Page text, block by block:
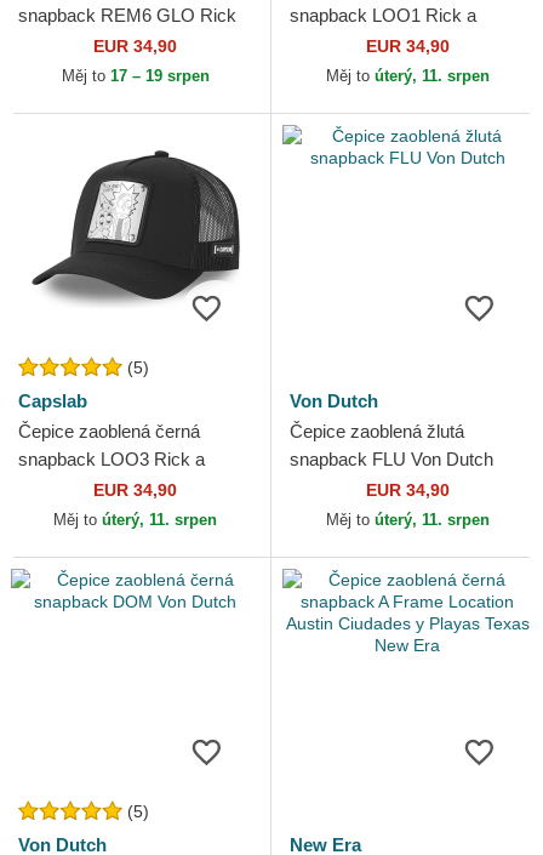
snapback REM6 GLO Rick
Sanchez Rick a Morty
Capslab
EUR 34,90
Měj to 17 – 19 srpen
snapback LOO1 Rick a
Morty CapslabEUR 34,90
Měj to úterý, 11. srpen
(5)
Capslab
Čepice zaoblená černá
snapback LOO3 Rick a
Morty CapslabEUR 34,90
Měj to úterý, 11. srpen
Von Dutch
Čepice zaoblená žlutá
snapback FLU Von Dutch
EUR 34,90
Měj to úterý, 11. srpen
(5)
Von Dutch
New Era